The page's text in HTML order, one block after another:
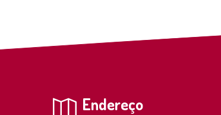
Endereço